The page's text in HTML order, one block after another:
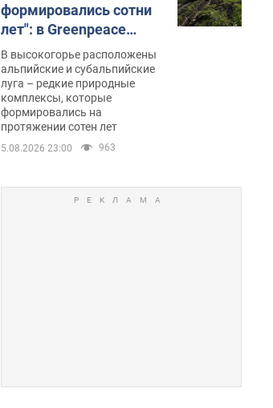
формировались сотни
лет": в Greenpeace
забили тревогу
В высокогорье расположены
альпийские и субальпийские
луга – редкие природные
комплексы, которые
формировались на
протяжении сотен лет
5.08.2026 23:00 963